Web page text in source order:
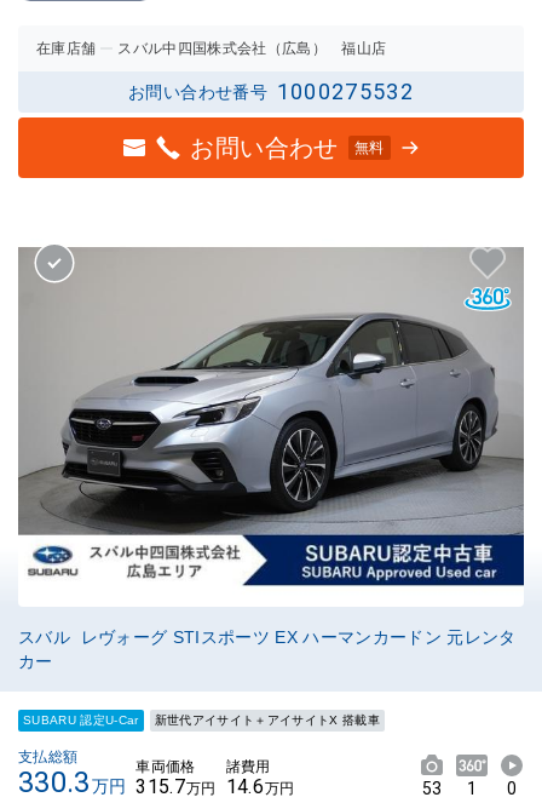
在庫店舗 スバル中四国株式会社（広島） 福山店
お問い合わせ番号 1000275532
お問い合わせ 無料
スバル レヴォーグ STIスポーツ EX ハーマンカードン 元レンタ
カー
SUBARU 認定U-Car 新世代アイサイト＋アイサイトX 搭載車
支払総額
330.3万円
車両価格
315.7万円
諸費用
14.6万円 53 1 0